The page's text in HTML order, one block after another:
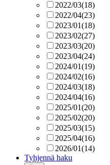
2022/03(18)
2022/04(23)
2023/01(18)
2023/02(27)
2023/03(20)
2023/04(24)
2024/01(19)
2024/02(16)
2024/03(18)
2024/04(16)
2025/01(20)
2025/02(20)
2025/03(15)
2025/04(16)
2026/01(14)
Tyhjennä haku